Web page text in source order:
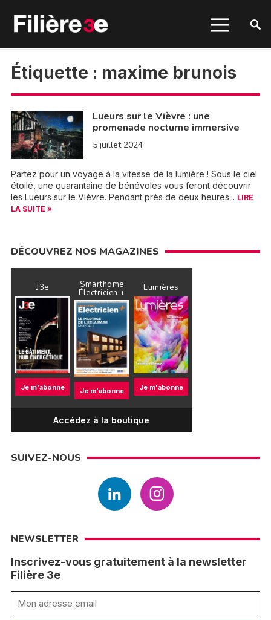
Étiquette : maxime brunois
Lueurs sur le Vièvre : une
promenade nocturne immersive
5 juillet 2024
Partez pour un voyage à la vitesse de la lumière ! Sous le ciel
étoilé, une quarantaine de bénévoles vous feront découvrir
les Lueurs sur le Vièvre. Pendant près de deux heures... LIRE
LA SUITE »
DÉCOUVREZ NOS MAGAZINES
J3e
Je m'abonne
Smarthome
Électricien +
Je m'abonne
Lumières
Je m'abonne
Accédez à la boutique
SUIVEZ-NOUS
NEWSLETTER
Inscrivez-vous gratuitement à la newsletter
Filière 3e